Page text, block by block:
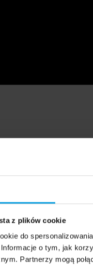
z plików cookie
do
o tym, jak
Partnerzy mogą